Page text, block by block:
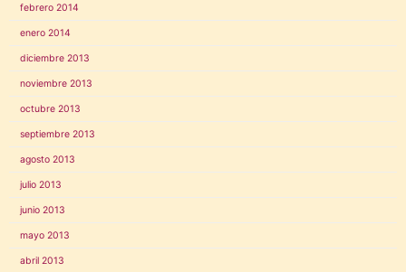
febrero 2014
enero 2014
diciembre 2013
noviembre 2013
octubre 2013
septiembre 2013
agosto 2013
julio 2013
junio 2013
mayo 2013
abril 2013